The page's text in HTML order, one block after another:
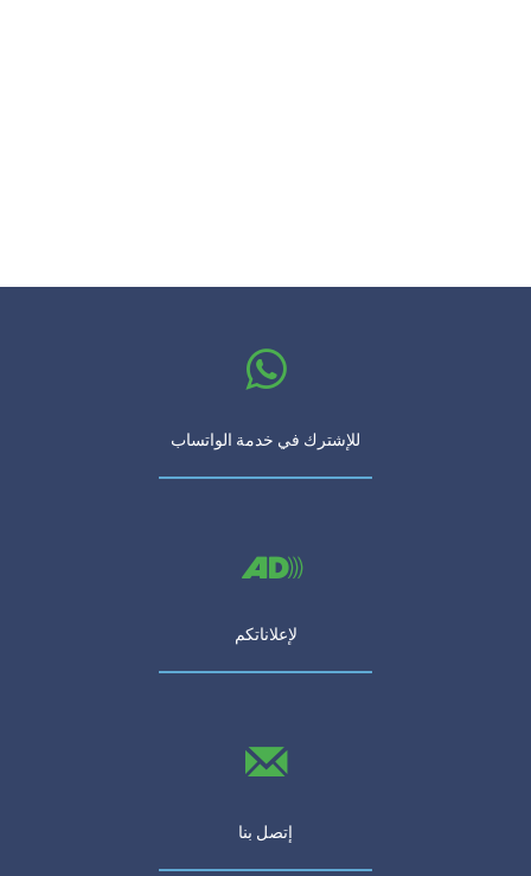
للإشترك في خدمة الواتساب
لإعلاناتكم
إتصل بنا